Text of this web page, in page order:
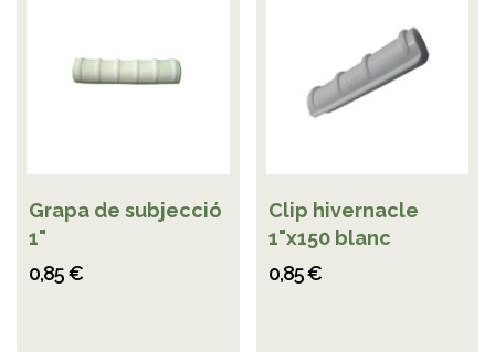
Grapa de subjecció
1"
0,85 €
Clip hivernacle
1"x150 blanc
0,85 €